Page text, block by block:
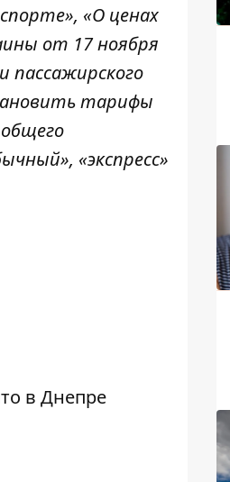
«О ценах
от 17 ноября
пассажирского
тарифы
«экспресс»
в Днепре